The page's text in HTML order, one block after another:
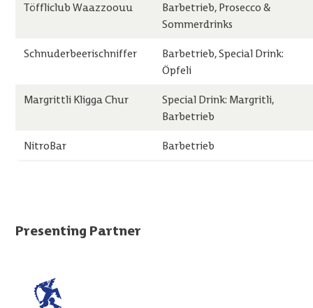
Töffliclub Waazzoouu
Barbetrieb, Prosecco &
Sommerdrinks
Schnuderbeerischniffer
Barbetrieb, Special Drink:
Öpfeli
Margrittli Kligga Chur
Special Drink: Margritli,
Barbetrieb
NitroBar Barbetrieb
Presenting Partner